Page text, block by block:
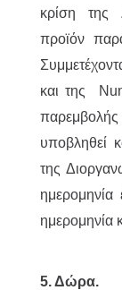
κρίση της
προϊόν
και της
παρεμβολής
υποβληθεί
της
ημερομηνία
ημερομηνία
5. Δώρα.